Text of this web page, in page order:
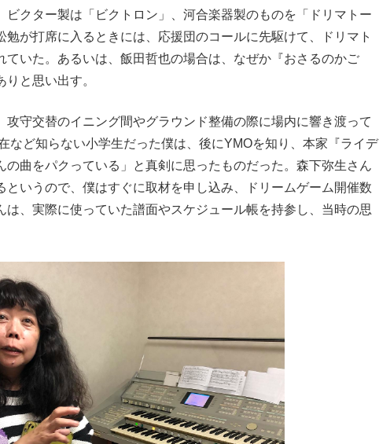
ビクター製は「ビクトロン」、河合楽器製のものを「ドリマトー
が打席に入るときには、応援団のコールに先駆けて、ドリマト
ていた。あるいは、飯田哲也の場合は、なぜか『おさるのかご
と思い出す。
守交替のイニング間やグラウンド整備の際に場内に響き渡って
など知らない小学生だった僕は、後にYMOを知り、本家『ライデ
の曲をパクっている」と真剣に思ったものだった。森下弥生さん
というので、僕はすぐに取材を申し込み、ドリームゲーム開催数
は、実際に使っていた譜面やスケジュール帳を持参し、当時の思